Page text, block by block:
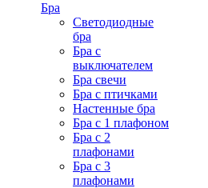
Бра
Светодиодные
бра
Бра с
выключателем
Бра свечи
Бра с птичками
Настенные бра
Бра с 1 плафоном
Бра с 2
плафонами
Бра с 3
плафонами